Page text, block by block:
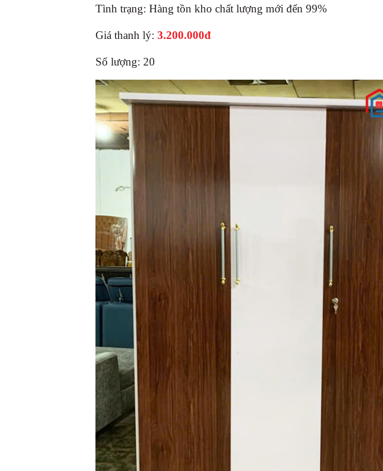
Tình trạng: Hàng tồn kho chất lượng mới đến 99%
Giá thanh lý: 3.200.000đ
Số lượng: 20